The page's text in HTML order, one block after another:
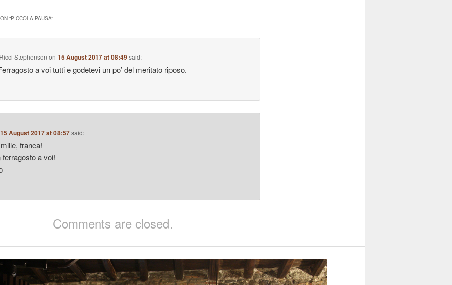
“PICCOLA PAUSA”
Stephenson on15 August 2017 at 08:49said:
a voi tutti e godetevi un po’ del meritato riposo.
15 August 2017 at 08:57said:
franca!
ferragosto a voi!
Comments are closed.